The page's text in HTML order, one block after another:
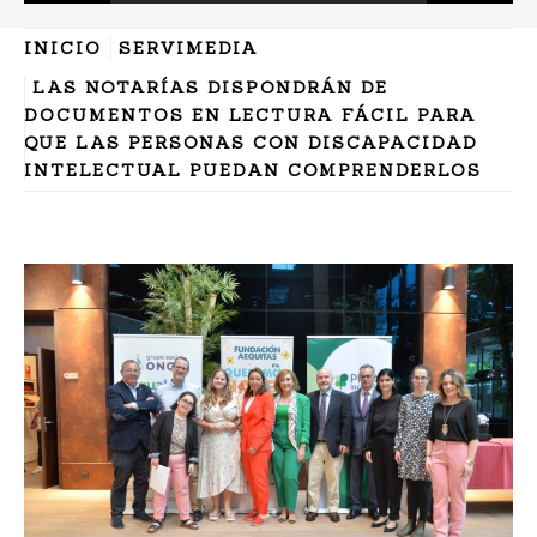
INICIO
SERVIMEDIA
LAS NOTARÍAS DISPONDRÁN DE
DOCUMENTOS EN LECTURA FÁCIL PARA
QUE LAS PERSONAS CON DISCAPACIDAD
INTELECTUAL PUEDAN COMPRENDERLOS